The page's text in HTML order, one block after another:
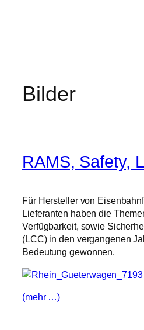
Bilder
RAMS, Safety,
Für Hersteller von
Lieferanten haben die
Verfügbarkeit, sowie
(LCC) in den vergangenen
Bedeutung gewonnen.
(mehr …)